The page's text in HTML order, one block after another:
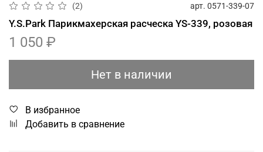
(2) арт. 0571-339-07
Y.S.Park Парикмахерская расческа YS-339, розовая
1 050 ₽
Нет в наличии
В избранное
Добавить в сравнение